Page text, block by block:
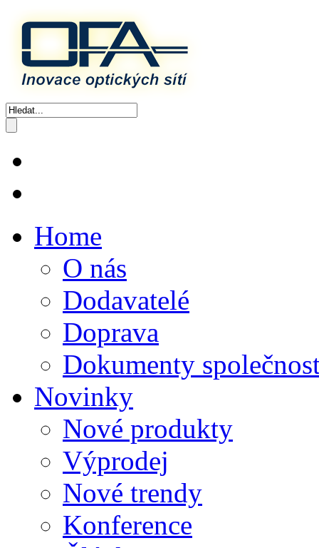
Home
O nás
Dodavatelé
Doprava
Dokumenty
Novinky
Nové produkty
Výprodej
Nové trendy
Konference